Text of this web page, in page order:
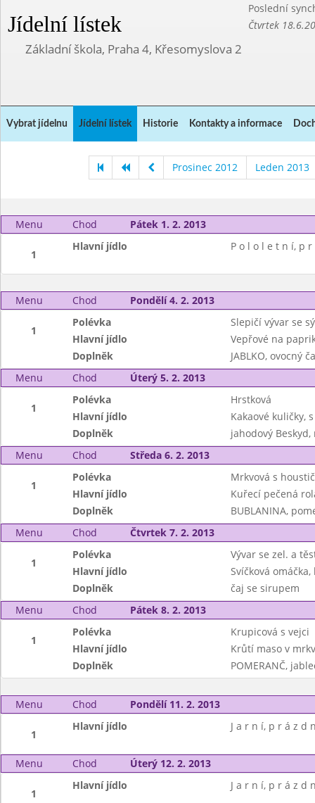
Jídelní lístek
Poslední
Čtvrtek
Základní škola, Praha 4, Křesomyslova 2
Vybrat jídelnu Jídelní lístek Historie Kontakty a informace
Prosinec 2012 Leden 2013
Menu Chod Pátek 1. 2. 2013
1
Hlavní jídlo P o l o l e t n í, p
Menu Chod Pondělí 4. 2. 2013
1
Polévka
Slepičí vývar se
Hlavní jídlo
Vepřové na
Doplněk
JABLKO, ovocný
Menu
Chod Úterý 5. 2. 2013
1
Polévka
Hrstková
Hlavní jídlo
Kakaové kuličky,
Doplněk
jahodový Beskyd,
Menu
Chod Středa 6. 2. 2013
1
Polévka
Mrkvová s
Hlavní jídlo
Kuřecí pečená
Doplněk
BUBLANINA,
Menu
Chod Čtvrtek 7. 2. 2013
1
Polévka
Vývar se zel. a
Hlavní jídlo
Svíčková
Doplněk
čaj se sirupem
Menu
Chod Pátek 8. 2. 2013
1
Polévka
Krupicová s vejci
Hlavní jídlo
Krůtí maso v
Doplněk
POMERANČ,
Menu Chod Pondělí 11. 2. 2013
1
Hlavní jídlo J a r n í, p r á z d
Menu Chod Úterý 12. 2. 2013
1
Hlavní jídlo J a r n í, p r á z d